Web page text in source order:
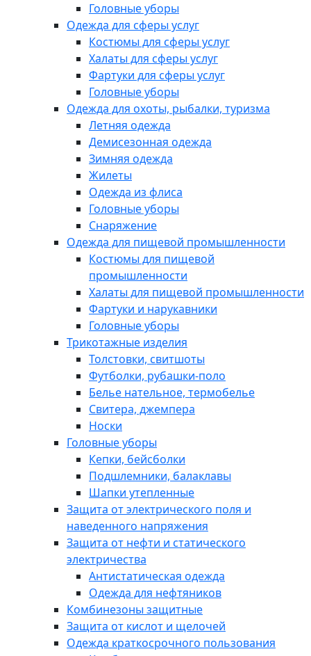
Головные уборы
Одежда для сферы услуг
Костюмы для сферы услуг
Халаты для сферы услуг
Фартуки для сферы услуг
Головные уборы
Одежда для охоты, рыбалки, туризма
Летняя одежда
Демисезонная одежда
Зимняя одежда
Жилеты
Одежда из флиса
Головные уборы
Снаряжение
Одежда для пищевой промышленности
Костюмы для пищевой
промышленности
Халаты для пищевой промышленности
Фартуки и нарукавники
Головные уборы
Трикотажные изделия
Толстовки, свитшоты
Футболки, рубашки-поло
Белье нательное, термобелье
Свитера, джемпера
Носки
Головные уборы
Кепки, бейсболки
Подшлемники, балаклавы
Шапки утепленные
Защита от электрического поля и
наведенного напряжения
Защита от нефти и статического
электричества
Антистатическая одежда
Одежда для нефтяников
Комбинезоны защитные
Защита от кислот и щелочей
Одежда краткосрочного пользования